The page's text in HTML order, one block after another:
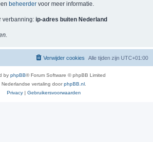
beheerder voor meer informatie.
verbanning: ip-adres buiten Nederland
Alle tijden zijn UTC+01:00
Verwijder cookies
by phpBB® Forum Software © phpBB Limited
Nederlandse vertaling doorphpBB.nl
Privacy | Gebruikersvoorwaarden